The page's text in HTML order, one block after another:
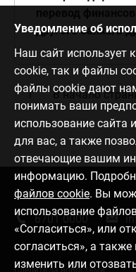
другого банка/в
В начало
Уведомление об
Наш сайт использует
cookie, так и файлы
файлы cookie дают
понимать ваши
использование сайта
для вас, а также
отвечающие вашим
информацию.
файлов cookie. Вы
использование
«Согласиться», или
согласиться», а
изменить или
Связаться с нами
6701 0000
Следите за новостями